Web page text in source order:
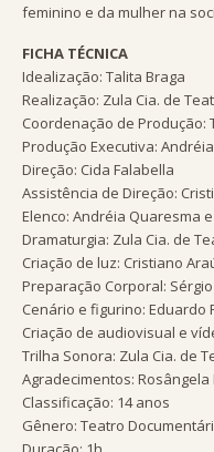
feminino e da mulher na
FICHA TÉCNICA
Idealização: Talita Braga
Realização: Zula Cia. de
Coordenação de Produção:
Produção Executiva:
Direção: Cida Falabella
Assistência de Direção:
Elenco: Andréia Quaresma
Dramaturgia: Zula Cia. de
Criação de luz: Cristiano
Preparação Corporal:
Cenário e figurino: Eduardo
Criação de audiovisual e
Trilha Sonora: Zula Cia. de
Agradecimentos: Rosângela
Classificação: 14 anos
Gênero: Teatro